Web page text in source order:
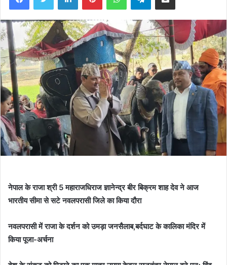
नेपाल के राजा श्री 5 महाराजधिराज ज्ञानेन्द्र बीर बिक्रम शाह देव ने आज
भारतीय सीमा से सटे नवलपरासी जिले का किया दौरा
नवलपरासी में राजा के दर्शन को उमड़ा जनसैलाब,बर्दघाट के कालिका मंदिर में
किया पूजा-अर्चना